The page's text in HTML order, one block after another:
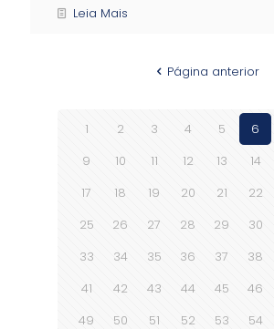
Leia Mais
Página anterior
1 2 3 4 5 6
9
10 11 12 13 14
17
18 19 20 21 22
25
26 27 28 29 30
33
34 35 36 37 38
41
42 43 44 45 46
49
50 51 52 53 54